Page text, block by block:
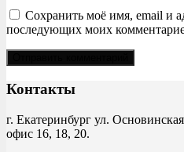
Сохранить моё имя, email и
последующих моих
Контакты
г. Екатеринбург ул.
офис 16, 18, 20.